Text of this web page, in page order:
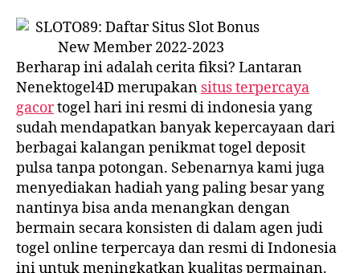
Berharap ini adalah cerita fiksi? Lantaran
Nenektogel4D merupakan situs terpercaya
gacortogel hari ini resmi di indonesia yang
sudah mendapatkan banyak kepercayaan dari
berbagai kalangan penikmat togel deposit
pulsa tanpa potongan. Sebenarnya kami juga
menyediakan hadiah yang paling besar yang
nantinya bisa anda menangkan dengan
bermain secara konsisten di dalam agen judi
togel online terpercaya dan resmi di Indonesia
ini untuk meningkatkan kualitas permainan.